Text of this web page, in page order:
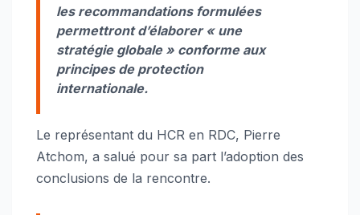
les recommandations formulées
permettront d’élaborer « une
stratégie globale » conforme aux
principes de protection
internationale.
Le représentant du HCR en RDC, Pierre
Atchom, a salué pour sa part l’adoption des
conclusions de la rencontre.